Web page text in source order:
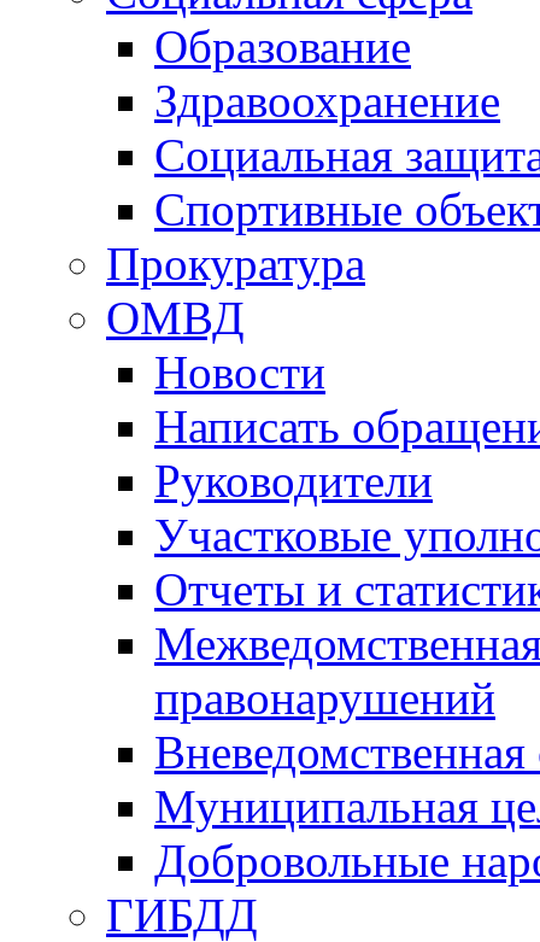
Образование
Здравоохранение
Социальная
Спортивные
Прокуратура
ОМВД
Новости
Написать
Руководители
Участковые
Отчеты и
правонарушений
Вневедомственная
Муниципальная
Добровольные
ГИБДД